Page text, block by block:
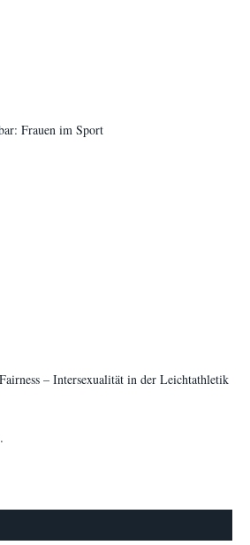
Frauen im Sport
– Intersexualität in der Leichtathletik